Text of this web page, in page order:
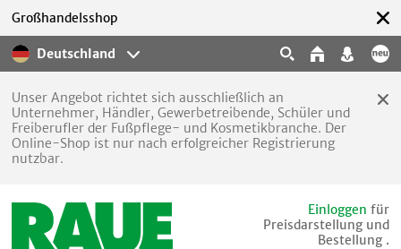
Deutschland
Großhandelsshop
Unser Angebot richtet sich ausschließlich an
Unternehmer, Händler, Gewerbetreibende, Schüler und
Freiberufler der Fußpflege- und Kosmetikbranche. Der
Online-Shop ist nur nach erfolgreicher Registrierung
nutzbar.
Einloggen für
Preisdarstellung und
Bestellung .